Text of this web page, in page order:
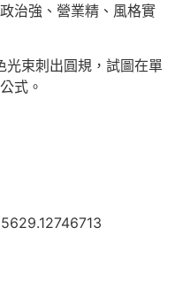
政治強、營業精、風格實
光束刺出圓規，試圖在單
式。